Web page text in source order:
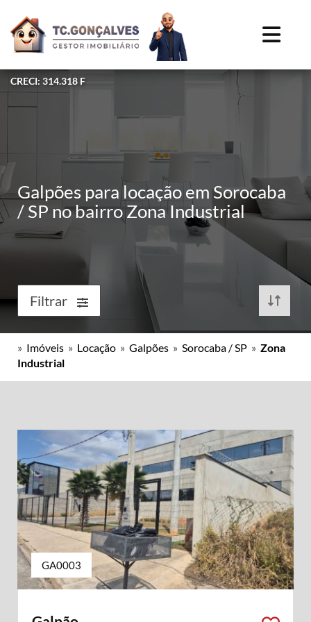
CRECI: 314.318 F
Galpões para locação em Sorocaba
/ SP no bairro Zona Industrial
Filtrar
» Imóveis » Locação » Galpões » Sorocaba / SP » Zona
Industrial
GA0003